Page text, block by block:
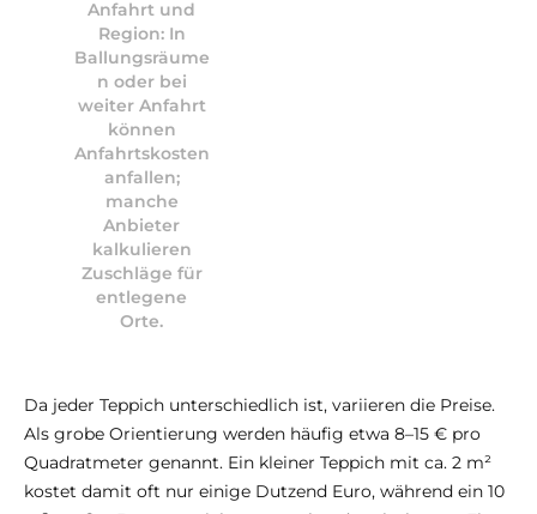
Anfahrt und
Region: In
Ballungsräume
n oder bei
weiter Anfahrt
können
Anfahrtskosten
anfallen;
manche
Anbieter
kalkulieren
Zuschläge für
entlegene
Orte.
Da jeder Teppich unterschiedlich ist, variieren die Preise.
Als grobe Orientierung werden häufig etwa 8–15 € pro
Quadratmeter genannt. Ein kleiner Teppich mit ca. 2 m²
kostet damit oft nur einige Dutzend Euro, während ein 10